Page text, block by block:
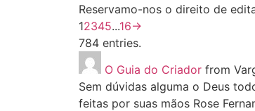
Reservamo-nos o direito de
12345...16→
784 entries.
O Guia do Criador from
Sem dúvidas alguma o Deus
feitas por suas mãos Rose